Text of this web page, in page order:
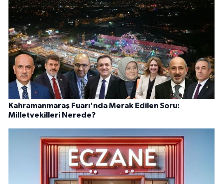
Kahramanmaraş Fuarı'nda Merak Edilen Soru:
Milletvekilleri Nerede?